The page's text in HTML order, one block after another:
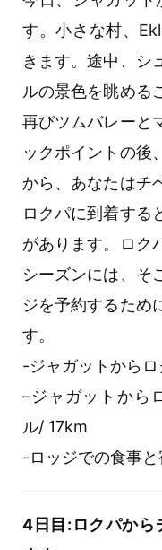
す。小さな村、
きます。途中、シ
ルの景色を眺める
再びツムバレーと
ックポイントの後
から、あなたはチ
ロクパに到着する
があります。ロク
シーズンには、そ
ジを予約するため
す。
-ジャガットから
–ジャガットから
ル/ 17km
-ロッジでの食事と
4日目:ロクパから